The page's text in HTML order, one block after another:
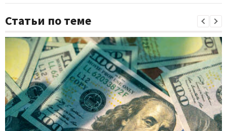
Статьи по теме